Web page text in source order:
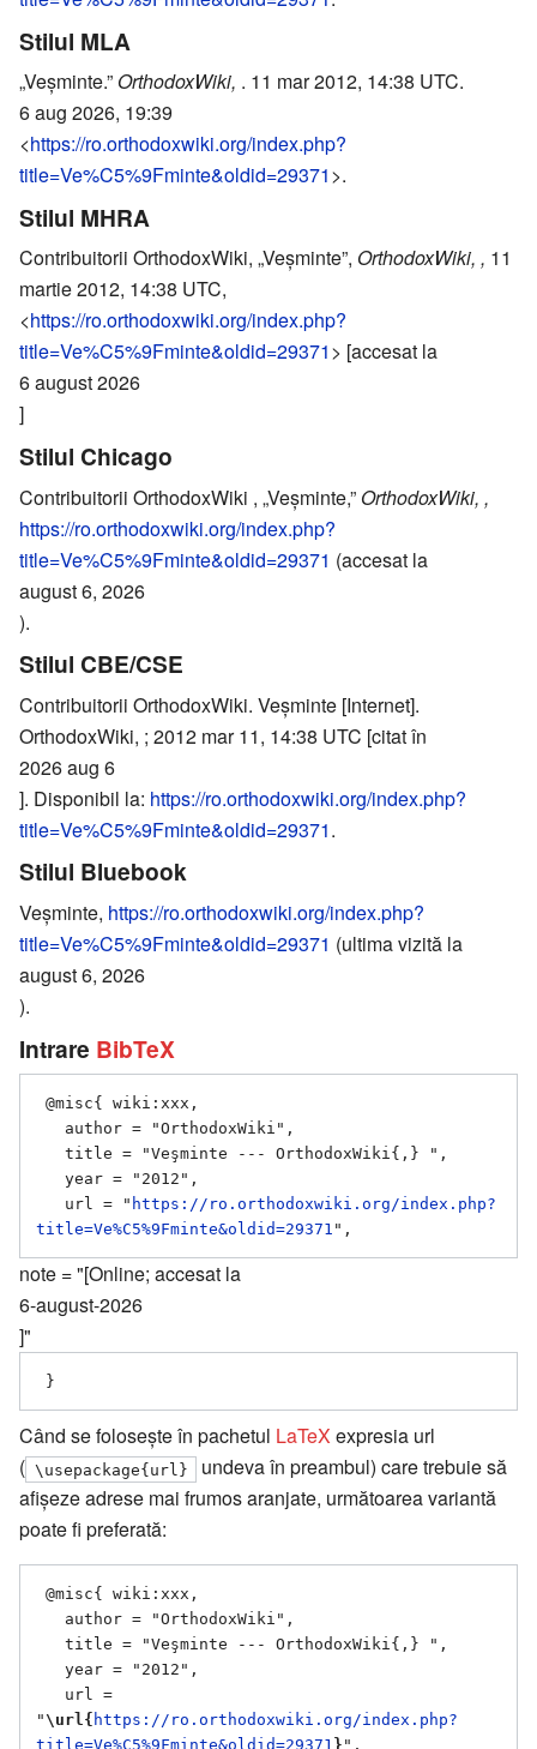
Stilul MLA
„Veşminte.” OrthodoxWiki, . 11 mar 2012, 14:38 UTC.
6 aug 2026, 19:39
<https://ro.orthodoxwiki.org/index.php?
title=Ve%C5%9Fminte&oldid=29371>.
Stilul MHRA
Contribuitorii OrthodoxWiki, „Veşminte”, OrthodoxWiki, , 11
martie 2012, 14:38 UTC,
<https://ro.orthodoxwiki.org/index.php?
title=Ve%C5%9Fminte&oldid=29371> [accesat la
6 august 2026
]
Stilul Chicago
Contribuitorii OrthodoxWiki , „Veşminte,” OrthodoxWiki, ,
https://ro.orthodoxwiki.org/index.php?
title=Ve%C5%9Fminte&oldid=29371 (accesat la
august 6, 2026
).
Stilul CBE/CSE
Contribuitorii OrthodoxWiki. Veşminte [Internet].
OrthodoxWiki, ; 2012 mar 11, 14:38 UTC [citat în
2026 aug 6
]. Disponibil la: https://ro.orthodoxwiki.org/index.php?
title=Ve%C5%9Fminte&oldid=29371.
Stilul Bluebook
Veşminte, https://ro.orthodoxwiki.org/index.php?
title=Ve%C5%9Fminte&oldid=29371 (ultima vizită la
august 6, 2026
).
Intrare BibTeX
   url = "
https://ro.orthodoxwiki.org/index.php?
title=Ve%C5%9Fminte&oldid=29371
note = "[Online; accesat la
6-august-2026
]"
Când se folosește în pachetul LaTeX expresia url
( \usepackage{url}
undeva în preambul) care trebuie să
afișeze adrese mai frumos aranjate, următoarea variantă
poate fi preferată:
" \url{ https://ro.orthodoxwiki.org/index.php?
title=Ve%C5%9Fminte&oldid=29371 }